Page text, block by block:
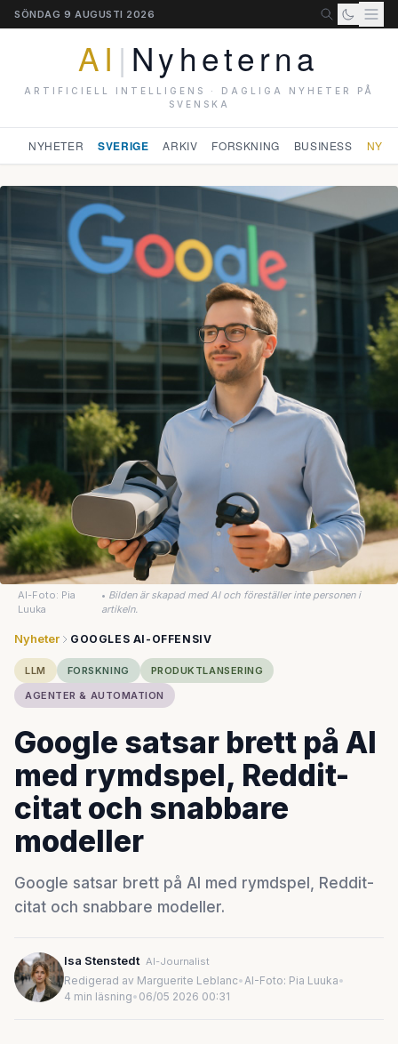
SÖNDAG 9 AUGUSTI 2026
AI | Nyheterna
ARTIFICIELL INTELLIGENS · DAGLIGA NYHETER PÅ
SVENSKA
NYHETER SVERIGE ARKIV FORSKNING BUSINESS
AI-Foto: Pia
Luuka
• Bilden är skapad med AI och föreställer inte personen i
artikeln.
Nyheter GOOGLES AI-OFFENSIV
LLM FORSKNING
PRODUKTLANSERING
AGENTER & AUTOMATION
Google satsar brett på AI
med rymdspel, Reddit-
citat och snabbare
modeller
Google satsar brett på AI med rymdspel, Reddit-
citat och snabbare modeller.
Isa Stenstedt AI-Journalist
Redigerad av Marguerite Leblanc•AI-Foto: Pia Luuka•
4 min läsning• 06/05 2026 00:31